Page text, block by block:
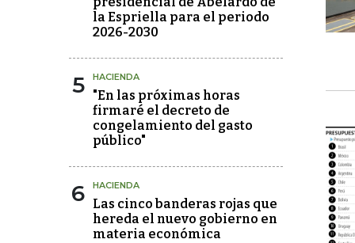
la Espriella para el periodo
2026-2030
5 HACIENDA
"En las próximas horas
firmaré el decreto de
congelamiento del gasto
público"
6 HACIENDA
Las cinco banderas rojas que
hereda el nuevo gobierno en
materia económica